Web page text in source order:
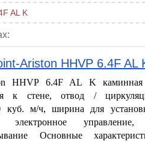
AL K
Ariston HHVP 6.4F AL
HHVP 6.4F AL K каминная
к стене, отвод /
куб. м/ч, ширина для
управление,
Основные